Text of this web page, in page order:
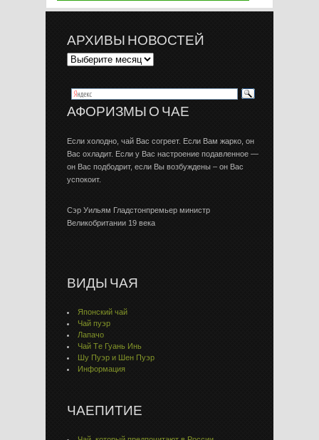
АРХИВЫ НОВОСТЕЙ
АФОРИЗМЫ О ЧАЕ
Если холодно, чай Вас согреет. Если Вам жарко, он
Вас охладит. Если у Вас настроение подавленное —
он Вас подбодрит, если Вы возбуждены – он Вас
успокоит.
Сэр Уильям Гладстонпремьер министр
Великобритании 19 века
ВИДЫ ЧАЯ
Японский чай
Чай пуэр
Лапачо
Чай Тe Гуaнь Инь
Шу Пуэр и Шен Пуэр
Информация
ЧАЕПИТИЕ